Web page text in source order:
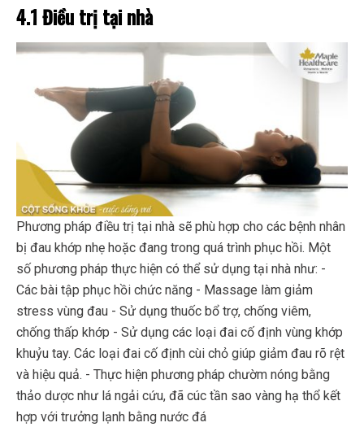
4.1 Điều trị tại nhà
Phương pháp điều trị tại nhà sẽ phù hợp cho các bệnh nhân
bị đau khớp nhẹ hoặc đang trong quá trình phục hồi. Một
số phương pháp thực hiện có thể sử dụng tại nhà như: -
Các bài tập phục hồi chức năng - Massage làm giảm
stress vùng đau - Sử dụng thuốc bổ trợ, chống viêm,
chống thấp khớp - Sử dụng các loại đai cố định vùng khớp
khuỷu tay. Các loại đai cố định cùi chỏ giúp giảm đau rõ rệt
và hiệu quả. - Thực hiện phương pháp chườm nóng bằng
thảo dược như lá ngải cứu, đã cúc tần sao vàng hạ thổ kết
hợp với trưởng lạnh bằng nước đá